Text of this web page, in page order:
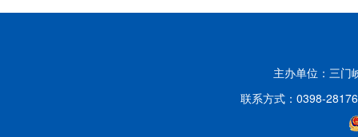
主办单位：三
联系方式：0398-